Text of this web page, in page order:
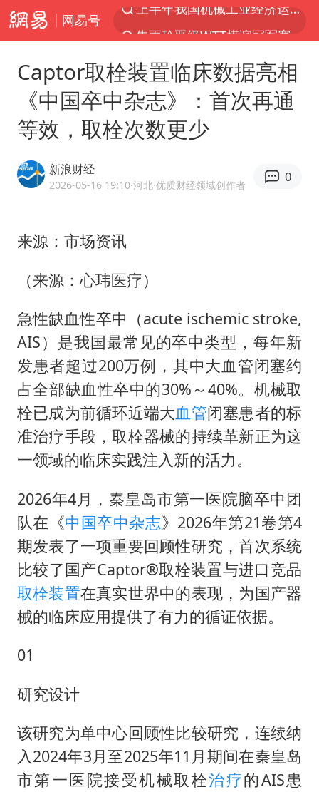
网易号
美国将对多晶硅衍生品加征15%关税
佛山通报笔试前13被淘汰后5名进体检
女孩摆摊卖菌子时收到北大通知书
四川宜宾市高县发生4.9级地震
公司“上四休三”但要降薪1000元
国民党推出AI发言人“郑小文”
A股收盘：三大指数均涨超1%
“中国蔬菜之乡”最高温达41.8℃
Captor取栓装置临床数据亮相
《中国卒中杂志》：首次再通
等效，取栓次数更少
新浪财经
2026-05-16 19:10·河北·优质财经领域创作者
0
来源：市场资讯
（来源：心玮医疗）
急性缺血性卒中（acute ischemic stroke,
AIS）是我国最常见的卒中类型，每年新
发患者超过200万例，其中大血管闭塞约
占全部缺血性卒中的30%～40%。机械取
栓已成为前循环近端大血管闭塞患者的标
准治疗手段，取栓器械的持续革新正为这
一领域的临床实践注入新的活力。
2026年4月，秦皇岛市第一医院脑卒中团
队在《中国卒中杂志》2026年第21卷第4
期发表了一项重要回顾性研究，首次系统
比较了国产Captor®取栓装置与进口竞品
取栓装置在真实世界中的表现，为国产器
械的临床应用提供了有力的循证依据。
01
研究设计
该研究为单中心回顾性比较研究，连续纳
入2024年3月至2025年11月期间在秦皇岛
市第一医院接受机械取栓治疗的AIS患